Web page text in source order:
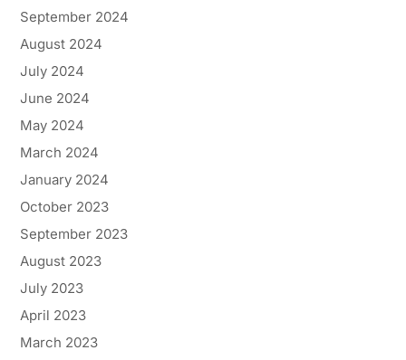
September 2024
August 2024
July 2024
June 2024
May 2024
March 2024
January 2024
October 2023
September 2023
August 2023
July 2023
April 2023
March 2023